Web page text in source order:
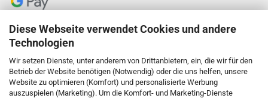
Diese Webseite verwendet Cookies und andere
Technologien
Wir setzen Dienste, unter anderem von Drittanbietern, ein, die wir für den
Betrieb der Website benötigen (Notwendig) oder die uns helfen, unsere
Website zu optimieren (Komfort) und personalisierte Werbung
auszuspielen (Marketing). Um die Komfort- und Marketing-Dienste